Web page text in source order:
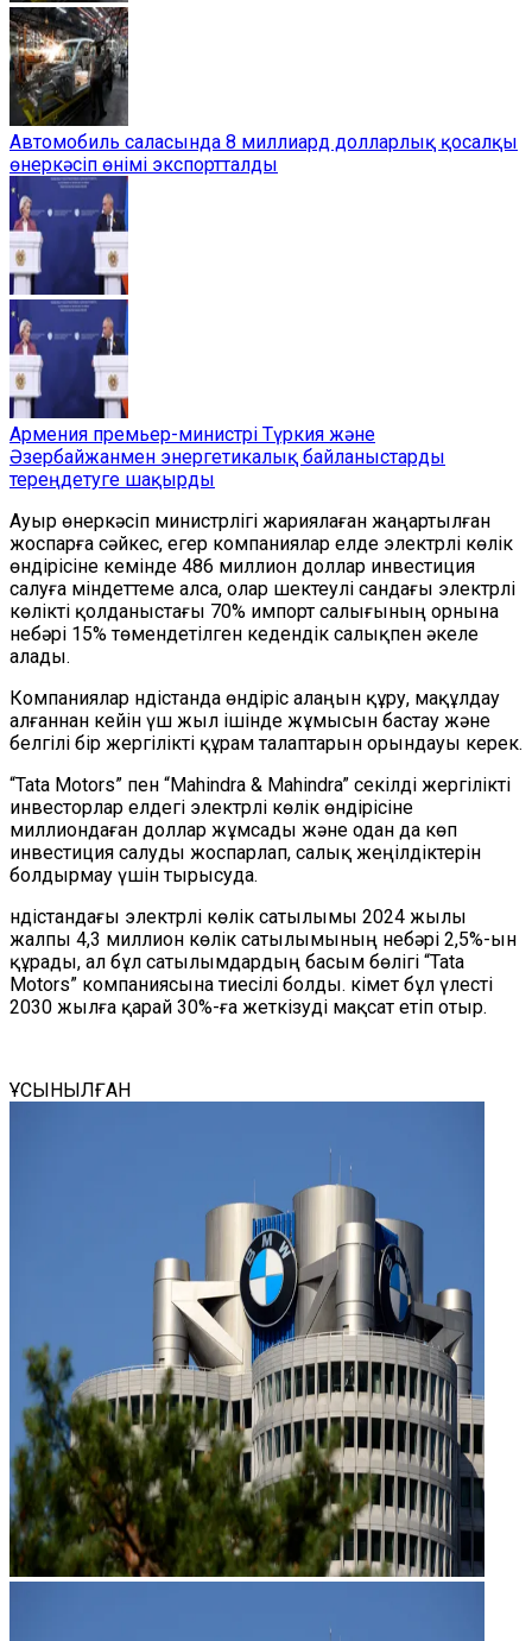
Автомобиль саласында 8 миллиард долларлық қосалқы
өнеркәсіп өнімі экспортталды
Армения премьер-министрі Түркия және
Әзербайжанмен энергетикалық байланыстарды
тереңдетуге шақырды
Ауыр өнеркәсіп министрлігі жариялаған жаңартылған
жоспарға сәйкес, егер компаниялар елде электрлі көлік
өндірісіне кемінде 486 миллион доллар инвестиция
салуға міндеттеме алса, олар шектеулі сандағы электрлі
көлікті қолданыстағы 70% импорт салығының орнына
небәрі 15% төмендетілген кедендік салықпен әкеле
алады.
Компаниялар Үндістанда өндіріс алаңын құру, мақұлдау
алғаннан кейін үш жыл ішінде жұмысын бастау және
белгілі бір жергілікті құрам талаптарын орындауы керек.
“Tata Motors” пен “Mahindra & Mahindra” секілді жергілікті
инвесторлар елдегі электрлі көлік өндірісіне
миллиондаған доллар жұмсады және одан да көп
инвестиция салуды жоспарлап, салық жеңілдіктерін
болдырмау үшін тырысуда.
Үндістандағы электрлі көлік сатылымы 2024 жылы
жалпы 4,3 миллион көлік сатылымының небәрі 2,5%-ын
құрады, ал бұл сатылымдардың басым бөлігі “Tata
Motors” компаниясына тиесілі болды. Үкімет бұл үлесті
2030 жылға қарай 30%-ға жеткізуді мақсат етіп отыр.
ҰСЫНЫЛҒАН